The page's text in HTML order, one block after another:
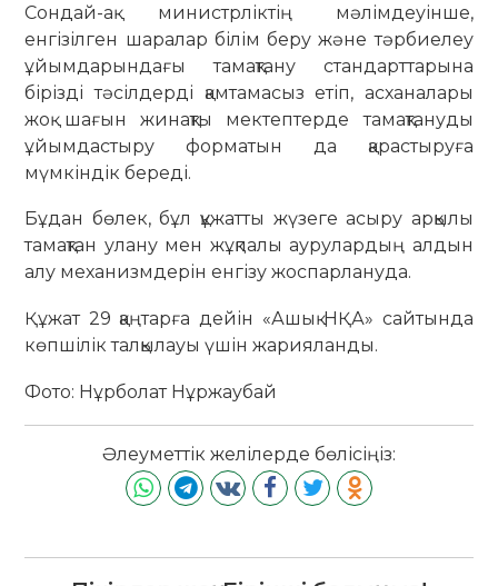
Сондай-ақ министрліктің мәлімдеуінше,
енгізілген шаралар білім беру және тәрбиелеу
ұйымдарындағы тамақтану стандарттарына
бірізді тәсілдерді қамтамасыз етіп, асханалары
жоқ шағын жинақты мектептерде тамақтануды
ұйымдастыру форматын да қарастыруға
мүмкіндік береді.
Бұдан бөлек, бұл құжатты жүзеге асыру арқылы
тамақтан улану мен жұқпалы аурулардың алдын
алу механизмдерін енгізу жоспарлануда.
Құжат 29 қаңтарға дейін «Ашық НҚА» сайтында
көпшілік талқылауы үшін жарияланды.
Фото: Нұрболат Нұржаубай
Әлеуметтік желілерде бөлісіңіз: